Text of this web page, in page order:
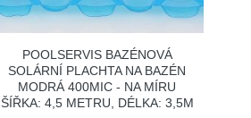
POOLSERVIS BAZÉNOVÁ
SOLÁRNÍ PLACHTA NA BAZÉN
MODRÁ 400MIC - NA MÍRU
ŠÍŘKA: 4,5 METRU, DÉLKA: 3,5M